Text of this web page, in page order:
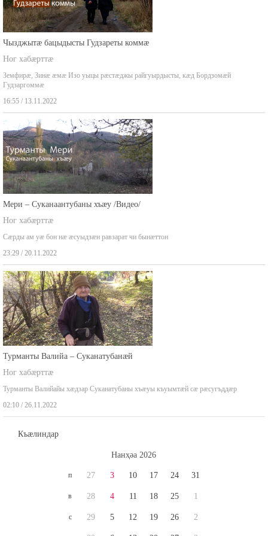
Чызджытæ бацыдысты Гудзареты коммæ
Ног хабæрттæ
Земфирæ, Зинæ æмæ Изо уыцы рæстæджы райгуырдысты, кæд Бордзомæй
Гудзаргоммæ
16:55 / 13.11.2022
Мери – Суканаантубаны хъæу /Видео/
Ног хабæрттæ
Сæрды ам уæ бон нæ æсуыдзæн равзарат чи бынæттон
23:29 / 20.11.2022
Турманты Валийа – Суканатубанæй
Ног хабæрттæ
Турманты Валийайы хæдзар Суканатубаны хъæуы къуымтæй сæ рæсугъддæр
02:10 / 26.11.2022
Къæлиндар
Нaнҳәa 2026
п
в
с
27
28
29
3
4
5
10
11
12
17
18
19
24
25
26
31
1
2